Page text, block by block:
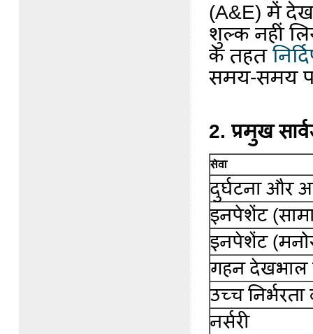
(A&E) में
शुल्क नहीं
के तहत
समय-समय
2. प्रमुख
सेवा
दुर्घटना और
इनपेशेंट
इनपेशेंट
गहन देखभाल
उच्च निर्भरता
नर्सरी